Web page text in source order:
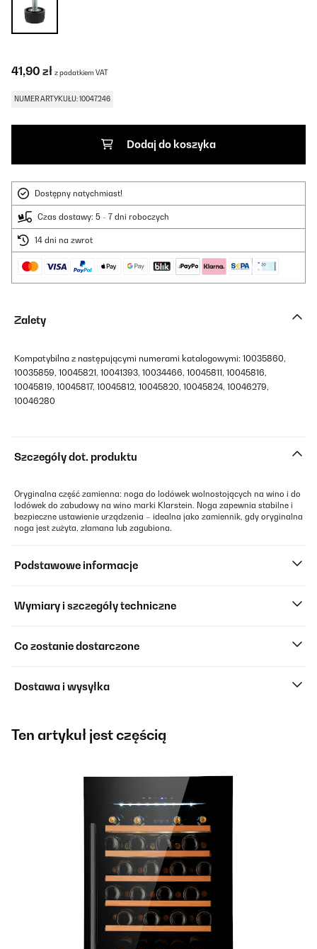
41,90 zł z podatkiem VAT
NUMER ARTYKUŁU: 10047246
Dodaj do koszyka
Dostępny natychmiast!
Czas dostawy: 5 - 7 dni roboczych
14 dni na zwrot
Zalety
Kompatybilna z następującymi numerami katalogowymi: 10035860,
10035859, 10045821, 10041393, 10034466, 10045811, 10045816,
10045819, 10045817, 10045812, 10045820, 10045824, 10046279,
10046280
Szczegóły dot. produktu
Oryginalna część zamienna: noga do lodówek wolnostojących na wino i do
lodówek do zabudowy na wino marki Klarstein. Noga zapewnia stabilne i
bezpieczne ustawienie urządzenia – idealna jako zamiennik, gdy oryginalna
noga jest zużyta, złamana lub zagubiona.
Podstawowe informacje
Wymiary i szczegóły techniczne
Co zostanie dostarczone
Dostawa i wysyłka
Ten artykuł jest częścią